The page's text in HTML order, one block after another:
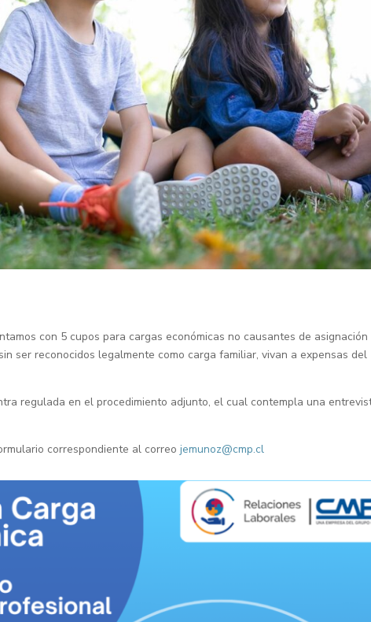
con 5 cupos para cargas económicas no causantes de asignación
ser reconocidos legalmente como carga familiar, vivan a expensas del
regulada en el procedimiento adjunto, el cual contempla una
correspondiente al correojemunoz@cmp.cl